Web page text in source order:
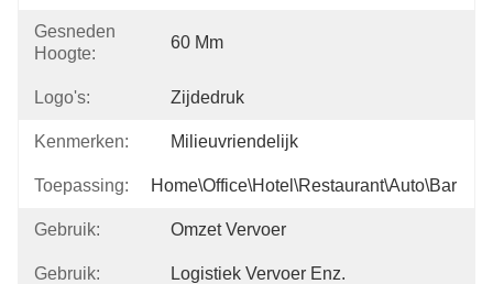
Gesneden
Hoogte:
60 Mm
Logo's: Zijdedruk
Kenmerken: Milieuvriendelijk
Toepassing: Home\Office\Hotel\Restaurant\Auto\Bar
Gebruik: Omzet Vervoer
Gebruik: Logistiek Vervoer Enz.